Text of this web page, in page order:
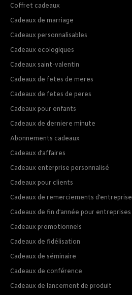
Coffret cadeaux
Cadeaux de marriage
Cadeaux personnalisables
Cadeaux ecologiques
Cadeaux saint-valentin
Cadeaux de fetes de meres
Cadeaux de fetes de peres
Cadeaux pour enfants
Cadeaux de derniere minute
Abonnements cadeaux
Cadeaux d’affaires
Cadeaux enterprise personnalisé
Cadeaux pour clients
Cadeaux de remerciements d’entreprise
Cadeaux de fin d’année pour entreprises
Cadeaux promotionnels
Cadeaux de fidélisation
Cadeaux de séminaire
Cadeaux de conférence
Cadeaux de lancement de produit